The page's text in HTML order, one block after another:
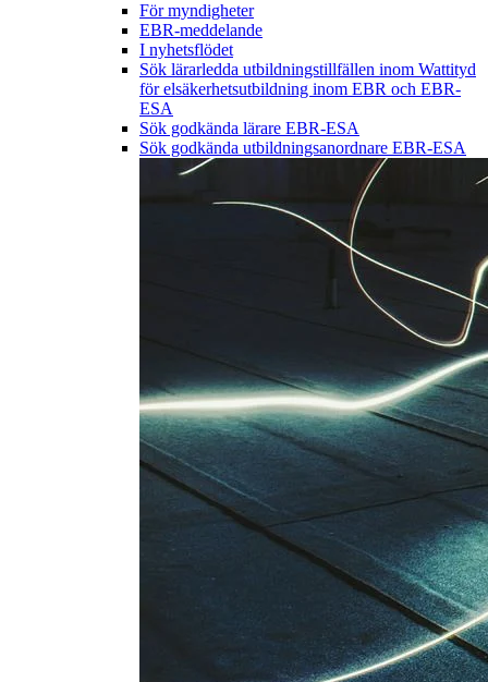
För myndigheter
EBR-meddelande
I nyhetsflödet
Sök lärarledda utbildningstillfällen inom Wattityd
för elsäkerhetsutbildning inom EBR och EBR-
ESA
Sök godkända lärare EBR-ESA
Sök godkända utbildningsanordnare EBR-ESA